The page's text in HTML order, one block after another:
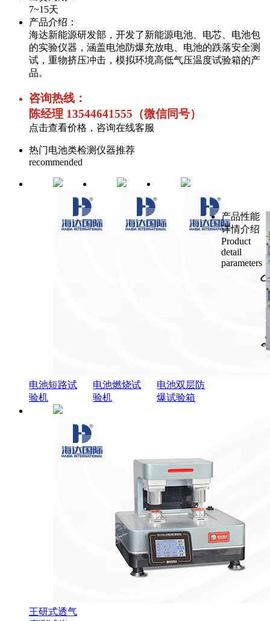
7~15天
产品介绍：
海达新能源研发部，开发了新能源电池、电芯、电池包
的实验仪器，涵盖电池防爆充放电、电池的跌落安全测
试，重物挤压冲击，模拟环境高低气压温度试验箱的产
品。
咨询热线：
陈经理 13544641555（微信同号）
点击查看价格，咨询在线客服
热门电池类检测仪器推荐
recommended
电池短路试
验机
电池燃烧试
验机
电池双层防
爆试验箱
王研式透气
产品性能
详情介绍
Product
detail
parameters